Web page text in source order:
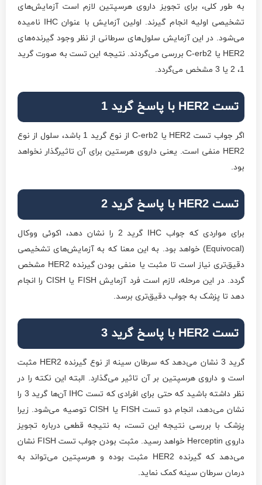
به طور کلی، برای تجویز داروی هرسپتین لازم است آزمایش‌های
تشخیصی اولیه انجام گیرند. اولین آزمایش با عنوان IHC نامیده
می‌شود. در این آزمایش سلول‌های سرطانی از نظر وجود گیرنده‌های
HER2 یا C-erb2 بررسی می‌گردند. نتیجه این تست به صورت گرید
1، 2 یا 3 مشخص می‌گردد.
تست HER2 با پاسخ گرید 1
اگر جواب تست HER2 یا C-erb2 از نوع گرید 1 باشد، سلول از نوع
HER2 منفی است. یعنی داروی هرستین برای آن تاثیرگذار نخواهد
بود.
تست HER2 با پاسخ گرید 2
برای مواردی که جواب IHC گرید 2 را نشان دهد، اکوئی ووکال
(Equivocal) خواهد بود. به این معنا که به آزمایش‌های تشخیصی
دقیق‌تری نیاز است تا مثبت یا منفی بودن گیرنده HER2 مشخص
گردد. در این مرحله، لازم است فرد آزمایش FISH یا CISH را انجام
دهد تا پزشک به جواب دقیق‌تری برسد.
تست HER2 با پاسخ گرید 3
گرید 3 نشان می‌دهد که سرطان سینه از نوع گیرنده HER2 مثبت
است و داروی هرسپتین بر آن تاثیر می‌گذارد. البته این نکته را در
نظر داشته باشید که حتی برای افرادی که تست IHC آن‌ها گرید 3 را
نشان می‌دهد، انجام دو تست FISH یا CISH توصیه می‌شود. زیرا
پزشک با بررسی نتیجه این تست، به نتیجه قطعی درباره تجویز
داروی Herceptin خواهد رسید. مثبت بودن جواب تست FISH نشان
می‌دهد که گیرنده HER2 مثبت بوده و هرسپتین می‌تواند به
درمان سرطان سینه کمک نماید.